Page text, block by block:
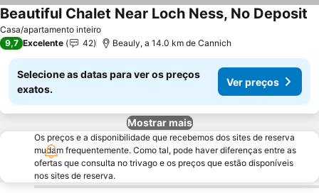
Casa/apartamento inteiro
Beautiful Chalet Near Loch Ness, No Deposit
9,7 Excelente 42 Beauly, a 14.0 km de Cannich
Selecione as datas para ver os preços
exatos.
Ver preços
Mostrar mais
Os preços e a disponibilidade que recebemos dos sites de reserva
mudam frequentemente. Como tal, pode haver diferenças entre as
ofertas que consulta no trivago e os preços que estão disponíveis
nos sites de reserva.